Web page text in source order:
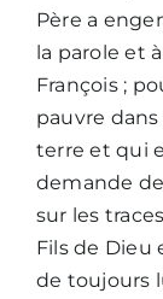
Père a
la parole et
François ;
pauvre
terre et qui
demande
sur les
Fils de Dieu
de toujours